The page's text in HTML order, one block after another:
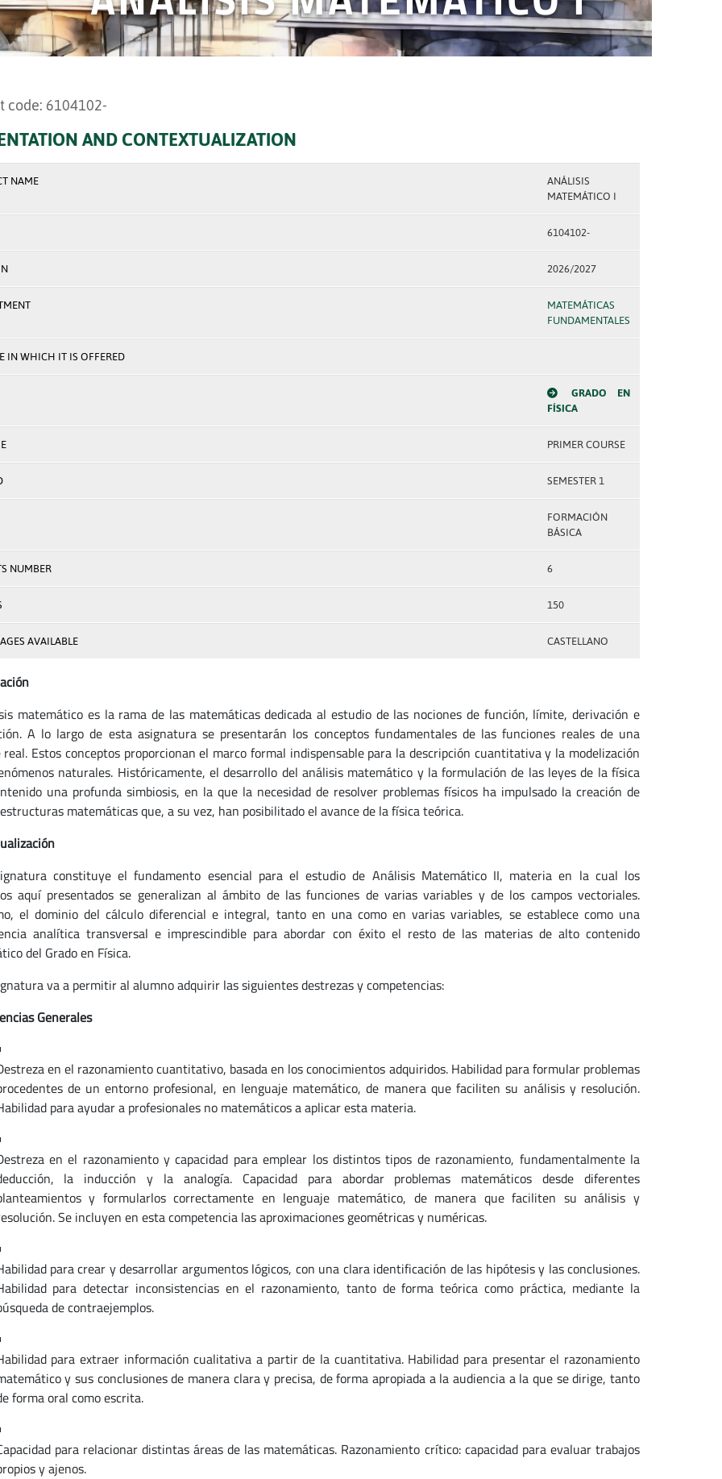
code: 6104102-
AND CONTEXTUALIZATION
NAME
ANÁLISIS
MATEMÁTICO I
6104102-
2026/2027
MATEMÁTICAS
FUNDAMENTALES
IN WHICH IT IS OFFERED
GRADO EN
FÍSICA
PRIMER COURSE
SEMESTER 1
FORMACIÓN
BÁSICA
NUMBER 6
150
AVAILABLE CASTELLANO
matemático es la rama de las matemáticas dedicada al estudio de las nociones de función, límite, derivación e
A lo largo de esta asignatura se presentarán los conceptos fundamentales de las funciones reales de una
Estos conceptos proporcionan el marco formal indispensable para la descripción cuantitativa y la modelización
naturales. Históricamente, el desarrollo del análisis matemático y la formulación de las leyes de la física
una profunda simbiosis, en la que la necesidad de resolver problemas físicos ha impulsado la creación de
matemáticas que, a su vez, han posibilitado el avance de la física teórica.
constituye el fundamento esencial para el estudio de Análisis Matemático II, materia en la cual los
aquí presentados se generalizan al ámbito de las funciones de varias variables y de los campos vectoriales.
el dominio del cálculo diferencial e integral, tanto en una como en varias variables, se establece como una
analítica transversal e imprescindible para abordar con éxito el resto de las materias de alto contenido
del Grado en Física.
va a permitir al alumno adquirir las siguientes destrezas y competencias:
Generales
en el razonamiento cuantitativo, basada en los conocimientos adquiridos. Habilidad para formular problemas
de un entorno profesional, en lenguaje matemático, de manera que faciliten su análisis y resolución.
para ayudar a profesionales no matemáticos a aplicar esta materia.
en el razonamiento y capacidad para emplear los distintos tipos de razonamiento, fundamentalmente la
la inducción y la analogía. Capacidad para abordar problemas matemáticos desde diferentes
y formularlos correctamente en lenguaje matemático, de manera que faciliten su análisis y
Se incluyen en esta competencia las aproximaciones geométricas y numéricas.
para crear y desarrollar argumentos lógicos, con una clara identificación de las hipótesis y las conclusiones.
para detectar inconsistencias en el razonamiento, tanto de forma teórica como práctica, mediante la
de contraejemplos.
para extraer información cualitativa a partir de la cuantitativa. Habilidad para presentar el razonamiento
y sus conclusiones de manera clara y precisa, de forma apropiada a la audiencia a la que se dirige, tanto
forma oral como escrita.
para relacionar distintas áreas de las matemáticas. Razonamiento crítico: capacidad para evaluar trabajos
y ajenos.